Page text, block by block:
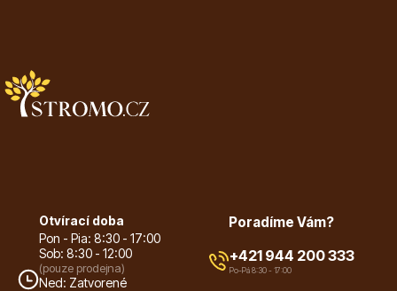
Bambusy
Dekorace
Otvírací doba
Pon - Pia: 8:30 - 17:00
Sob: 8:30 - 12:00
(pouze prodejna)
Ned: Zatvorené
Poradíme Vám?
+421 944 200 333
Po-Pá 8:30 - 17:00